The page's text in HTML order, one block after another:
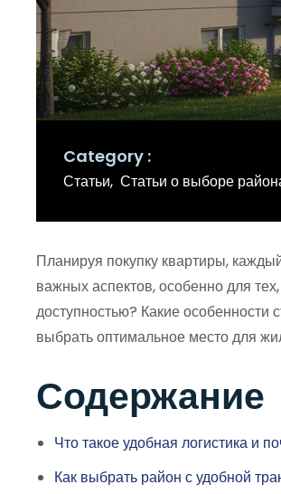
Category
Статьи Статьи о выборе
Планируя покупку квартиры,
важных аспектов, особенно для
доступностью? Какие особенности
выбрать оптимальное место для
Содержание
Что такое удобная логистика и
Как выбрать район с удобной